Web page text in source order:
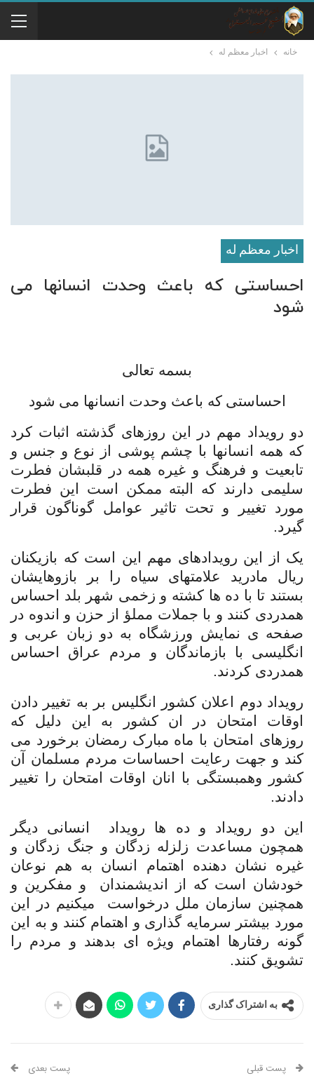
خانه اخبار معظم له
اخبار معظم له
احساستی که باعث وحدت انسانها می
شود
بسمه تعالى
احساستی که باعث وحدت انسانها می شود
دو رویداد مهم در این روزهای گذشته اثبات کرد
که همه انسانها با چشم پوشی از نوع و جنس و
تابعیت و فرهنگ و غیره همه در قلبشان فطرت
سلیمی دارند که البته ممکن است این فطرت
مورد تغییر و تحت تاثیر عوامل گوناگون قرار
گیرد.
یک از این رویدادهای مهم این است که بازیکنان
ریال مادرید علامتهای سیاه را بر بازوهایشان
بستند تا با ده ها کشته و زخمی شهر بلد احساس
همدردی کنند و با جملات مملؤ از حزن و اندوه در
صفحه ی نمایش ورزشگاه به دو زبان عربی و
انگلیسی با بازماندگان و مردم عراق احساس
همدردی کردند.
رویداد دوم اعلان کشور انگلیس بر به تغییر دادن
اوقات امتحان در ان کشور به این دلیل که
روزهای امتحان با ماه مبارک رمضان برخورد می
کند و جهت رعایت احساسات مردم مسلمان آن
کشور وهمبستگی با انان اوقات امتحان را تغییر
دادند.
این دو رویداد و ده ها رویداد
انسانی دیگر
همچون مساعدت زلزله زدگان و جنگ زدگان و
غیره نشان دهنده اهتمام انسان به هم نوعان
خودشان است که از اندیشمندان
و مفکرین و
همچنین سازمان ملل درخواست
میکنیم در این
مورد بیشتر سرمایه گذاری و اهتمام کنند و به این
گونه رفتارها اهتمام ویژه ای بدهند و مردم را
تشویق کنند.
به اشتراک گذاری
پست قبلی پست بعدی